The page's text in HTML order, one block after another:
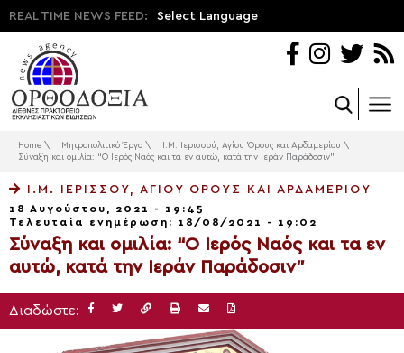
REAL TIME NEWS FEED: Select Language
Home \ Μητροπολιτικό Έργο \ Ι.Μ. Ιερισσού, Αγίου Όρους και Αρδαμερίου \
Σύναξη και ομιλία: “Ο Ιερός Ναός και τα εν αυτώ, κατά την Ιεράν Παράδοσιν”
Ι.Μ. ΙΕΡΙΣΣΟΎ, ΑΓΊΟΥ ΌΡΟΥΣ ΚΑΙ ΑΡΔΑΜΕΡΊΟΥ
18 Αυγούστου, 2021 - 19:45
Τελευταία ενημέρωση: 18/08/2021 - 19:02
Σύναξη και ομιλία: “Ο Ιερός Ναός και τα εν
αυτώ, κατά την Ιεράν Παράδοσιν”
Διαδώστε: